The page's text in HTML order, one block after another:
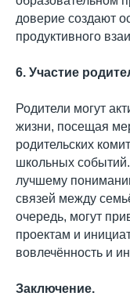
доверие создают
продуктивного
6. Участие
Родители могут
жизни, посещая
родительских
школьных событий.
лучшему
связей между
очередь, могут
проектам и
вовлечённость и
Заключение.